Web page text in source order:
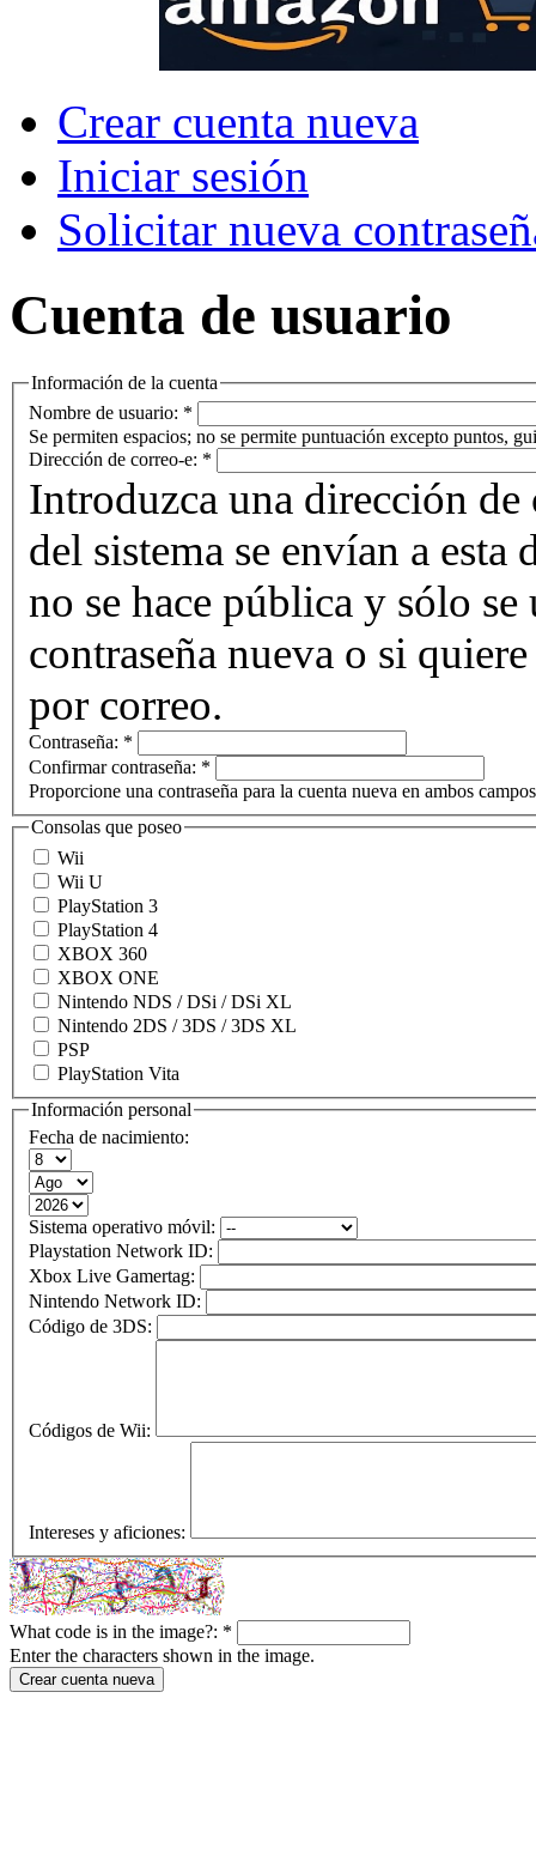
Crear cuenta nueva
Iniciar sesión
Solicitar nueva
Cuenta de usuario
Información de la cuenta
Nombre de usuario: *
Se permiten espacios; no se permite puntuación excepto puntos,
Dirección de correo-e: *
Introduzca una dirección
del sistema se envían a
no se hace pública y sólo
contraseña nueva o si
por correo.
Contraseña: *
Confirmar contraseña: *
Proporcione una contraseña para la cuenta nueva en ambos
Consolas que poseo
Wii
Wii U
PlayStation 3
PlayStation 4
XBOX 360
XBOX ONE
Nintendo NDS / DSi / DSi XL
Nintendo 2DS / 3DS / 3DS XL
PSP
PlayStation Vita
Información personal
Fecha de nacimiento:
Sistema operativo móvil:
Playstation Network ID:
Xbox Live Gamertag:
Nintendo Network ID:
Código de 3DS:
Códigos de Wii:
Intereses y aficiones:
What code is in the image?: *
Enter the characters shown in the image.